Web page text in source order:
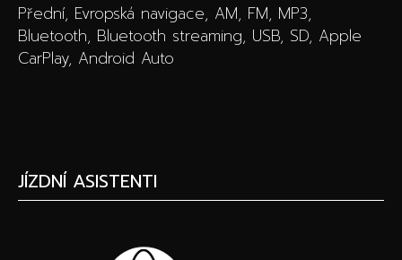
Přední, Evropská navigace, AM, FM, MP3,
Bluetooth, Bluetooth streaming, USB, SD, Apple
CarPlay, Android Auto
JÍZDNÍ ASISTENTI